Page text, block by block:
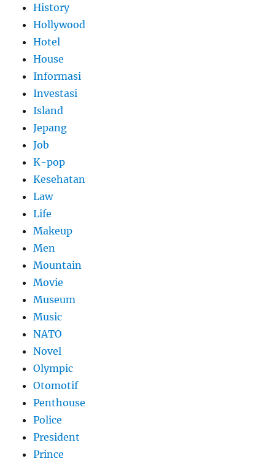
History
Hollywood
Hotel
House
Informasi
Investasi
Island
Jepang
Job
K-pop
Kesehatan
Law
Life
Makeup
Men
Mountain
Movie
Museum
Music
NATO
Novel
Olympic
Otomotif
Penthouse
Police
President
Prince